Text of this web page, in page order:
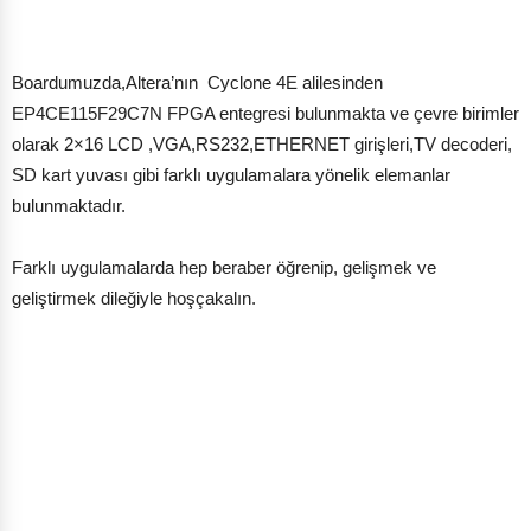
Boardumuzda,Altera’nın Cyclone 4E alilesinden
EP4CE115F29C7N FPGA entegresi bulunmakta ve çevre birimler
olarak 2×16 LCD ,VGA,RS232,ETHERNET girişleri,TV decoderi,
SD kart yuvası gibi farklı uygulamalara yönelik elemanlar
bulunmaktadır.
Farklı uygulamalarda hep beraber öğrenip, gelişmek ve
geliştirmek dileğiyle hoşçakalın.